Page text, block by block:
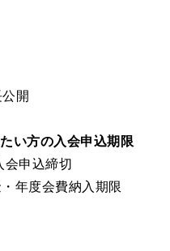
開
い方の入会申込期限
会申込締切
・年度会費納入期限